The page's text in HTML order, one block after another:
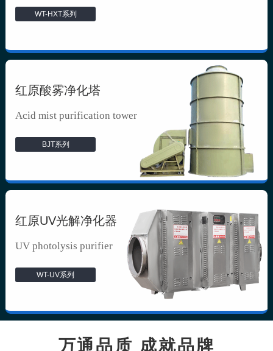
WT-HXT系列
红原酸雾净化塔
Acid mist purification tower
BJT系列
红原UV光解净化器
UV photolysis purifier
WT-UV系列
万通品质 成就品牌